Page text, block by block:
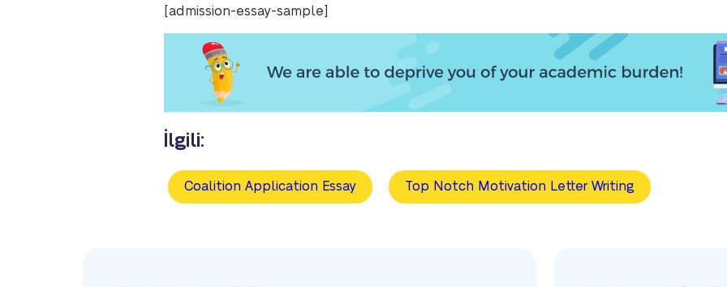
[admission-essay-sample]
İlgili:
Coalition Application Essay Top Notch Motivation Letter Writing